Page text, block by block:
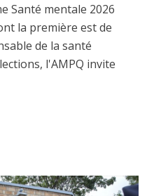
Santé mentale 2026
la première est de
de la santé
l'AMPQ invite